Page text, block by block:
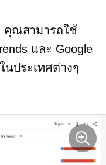
คุณสามารถใช้
และ Google
นประเทศต่างๆ